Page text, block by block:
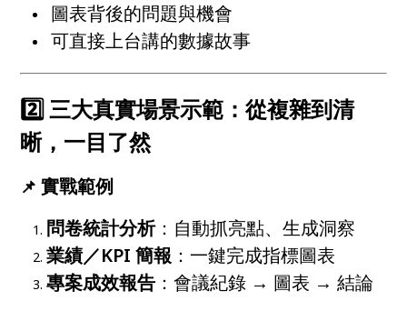
圖表背後的問題與機會
可直接上台講的數據故事
2️⃣ 三大真實場景示範：從複雜到清
晰，一目了然
📌 實戰範例
問卷統計分析：自動抓亮點、生成洞察
業績／KPI 簡報 ：一鍵完成指標圖表
專案成效報告 ：會議紀錄 → 圖表 → 結論